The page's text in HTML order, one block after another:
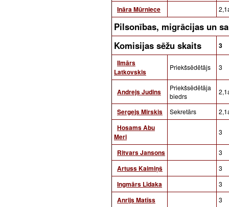
Ināra Mūrniece
Pilsonības, migrācijas un
Komisijas sēžu skaits
3
Ilmārs
Latkovskis
Priekšsēdētājs 3
Andrejs Judins
Priekšsēdētāja
biedrs
Sergejs Mirskis Sekretārs
Hosams Abu
Meri
3
Ritvars Jansons 3
Artuss Kaimiņš 3
Ingmārs Līdaka 3
Anrijs Matīss 3